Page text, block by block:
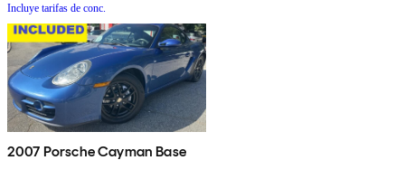
Incluye tarifas de conc.
2007 Porsche Cayman Base